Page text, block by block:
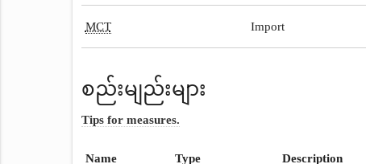
MCT Import
စည်းမျည်းများ
Tips for measures.
Name Type Description